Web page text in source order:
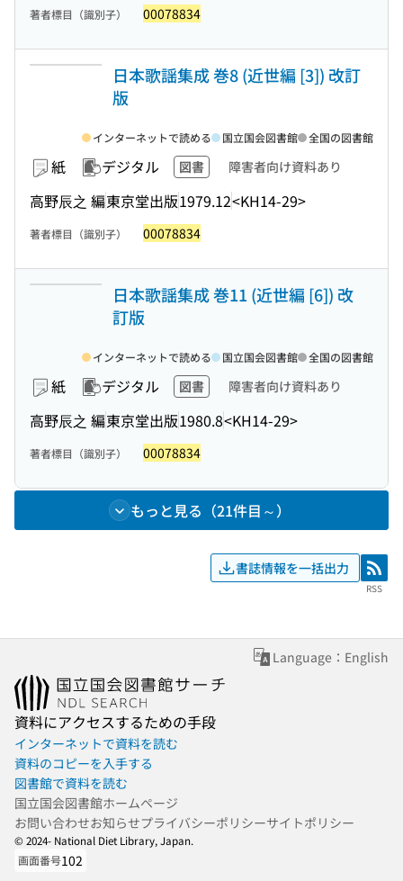
著者標目（識別子） 00078834
日本歌謡集成 巻8 (近世編 [3]) 改訂
版
紙 デジタル 図書 障害者向け資料あり
高野辰之 編東京堂出版1979.12<KH14-29>
インターネットで読める 国立国会図書館 全国の図書館
著者標目（識別子） 00078834
日本歌謡集成 巻11 (近世編 [6]) 改
訂版
紙 デジタル 図書 障害者向け資料あり
高野辰之 編東京堂出版1980.8<KH14-29>
インターネットで読める 国立国会図書館 全国の図書館
著者標目（識別子） 00078834
もっと見る（21件目～）
書誌情報を一括出力 RSS
RSS
Language：English
資料にアクセスするための手段
インターネットで資料を読む
資料のコピーを入手する
図書館で資料を読む
国立国会図書館ホームページ
お問い合わせお知らせプライバシーポリシーサイトポリシー
© 2024- National Diet Library, Japan.
画面番号102